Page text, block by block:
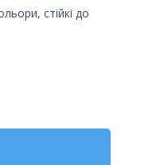
стійкі до